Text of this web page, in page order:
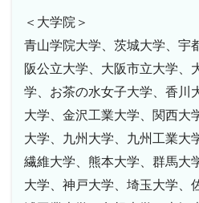
＜大学院＞
青山学院大学、茨城大学、宇
阪公立大学、大阪市立大学、
学、お茶の水女子大学、香川
大学、金沢工業大学、関西大
大学、九州大学、九州工業大
繊維大学、熊本大学、群馬大
大学、神戸大学、埼玉大学、